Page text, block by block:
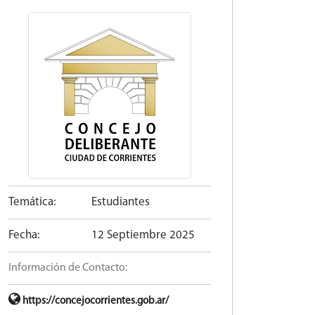
Temática: Estudiantes
Fecha: 12 Septiembre 2025
Información de Contacto:
https://concejocorrientes.gob.ar/